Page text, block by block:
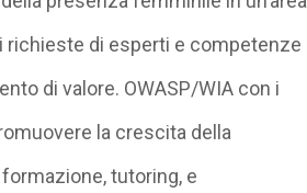
richieste di esperti e competenze
di valore. OWASP/WIA con i
la crescita della
tutoring, e